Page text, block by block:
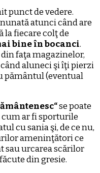
punct de vedere.
atunci când are
la fiecare colţ de
bine în bocanci.
faţa magazinelor,
aluneci şi îţi pierzi
pământul (eventual
se poate
cum ar fi sporturile
cu sania şi, de ce nu,
ameninţători ce
sau urcarea scărilor
din gresie.